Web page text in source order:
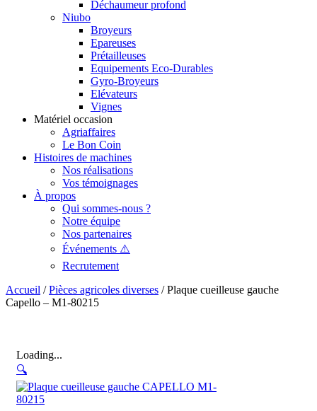
Déchaumeur profond
Niubo
Broyeurs
Epareuses
Prétailleuses
Equipements Eco-Durables
Gyro-Broyeurs
Elévateurs
Vignes
Matériel occasion
Agriaffaires
Le Bon Coin
Histoires de machines
Nos réalisations
Vos témoignages
À propos
Qui sommes-nous ?
Notre équipe
Nos partenaires
Événements ⚠️
Recrutement
Accueil /Pièces agricoles diverses / Plaque cueilleuse gauche
Capello – M1-80215
Loading...
🔍